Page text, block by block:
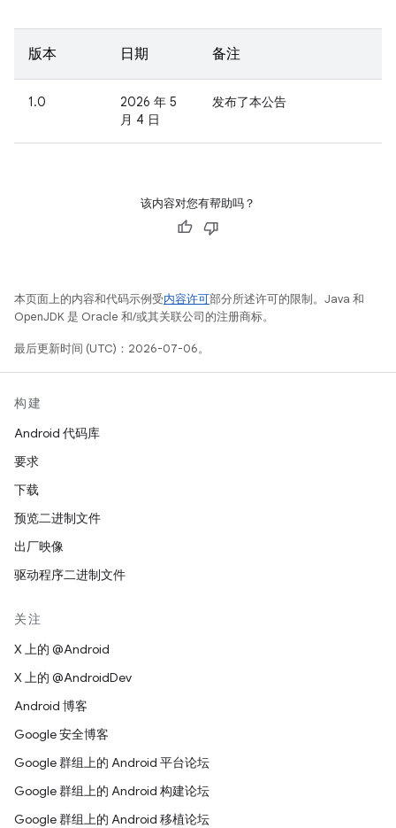
版本 日期 备注
1.0
2026 年 5
月 4 日
发布了本公告
该内容对您有帮助吗？
本页面上的内容和代码示例受内容许可部分所述许可的限制。Java 和
OpenJDK 是 Oracle 和/或其关联公司的注册商标。
最后更新时间 (UTC)：2026-07-06。
构建
Android 代码库
要求
下载
预览二进制文件
出厂映像
驱动程序二进制文件
关注
X 上的 @Android
X 上的 @AndroidDev
Android 博客
Google 安全博客
Google 群组上的 Android 平台论坛
Google 群组上的 Android 构建论坛
Google 群组上的 Android 移植论坛